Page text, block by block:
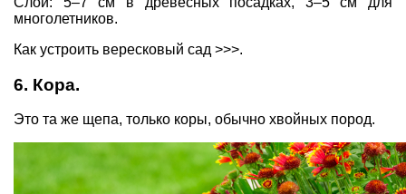
многолетников.
Как устроить вересковый сад >>>.
6. Кора.
Это та же щепа, только коры, обычно хвойных пород.